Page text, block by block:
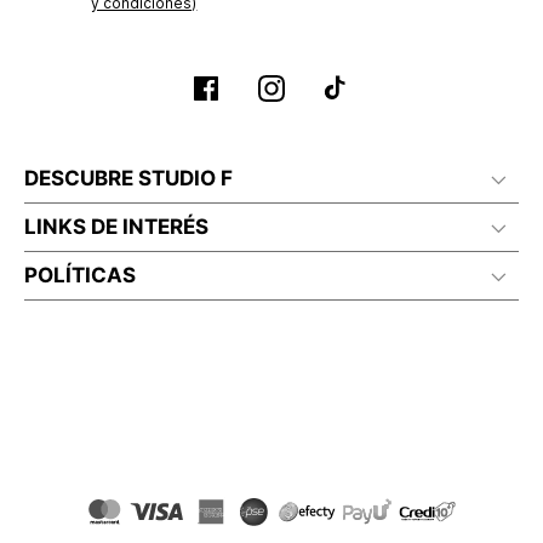
DESCUBRE STUDIO F
LINKS DE INTERÉS
POLÍTICAS